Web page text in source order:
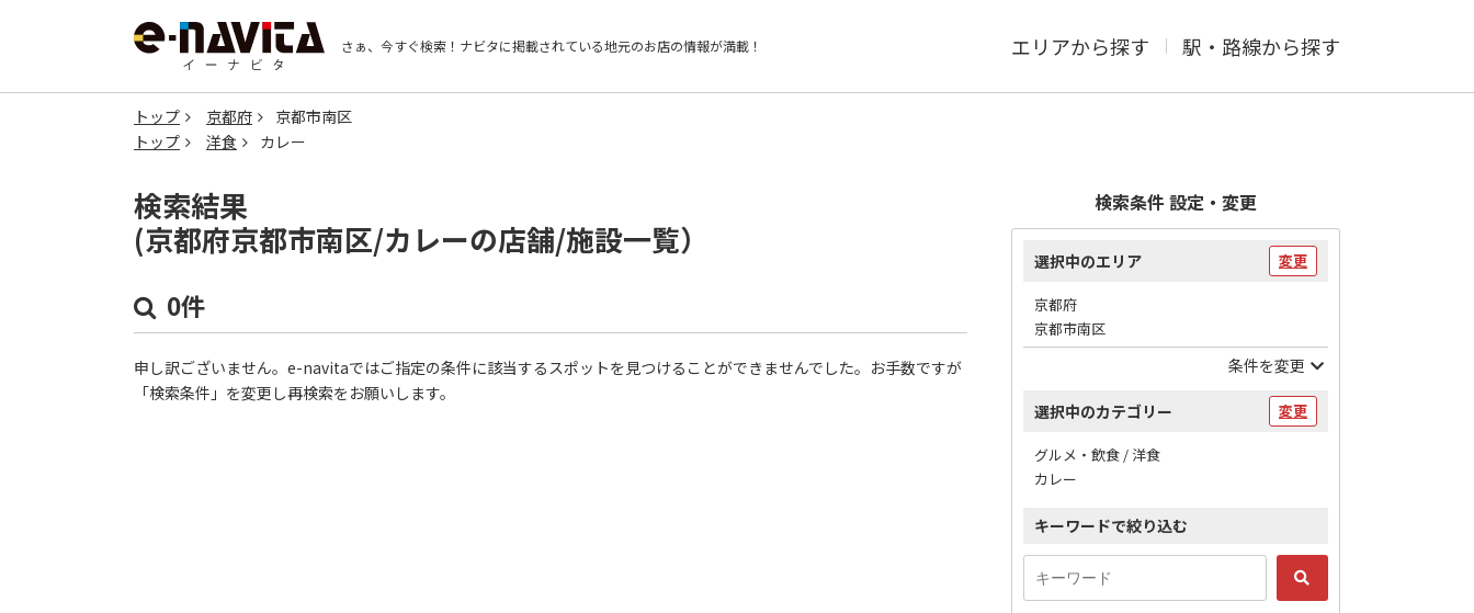
さぁ、今すぐ検索！ ナビタに掲載されている地元のお店の情報が満載！ エリアから探す 駅・路線から探す
トップ 京都府
京都市南区
トップ
洋食 カレー
検索結果
(京都府京都市南区/カレーの店舗/施設一覧）
0件
申し訳ございません。e-navitaではご指定の条件に該当するスポットを見つけることができませんでした。お手数ですが
「検索条件」を変更し再検索をお願いします。
検索条件 設定・変更
選択中のエリア 変更
京都府
京都市南区
条件を変更
選択中のカテゴリー 変更
グルメ・飲食 / 洋食
カレー
キーワードで絞り込む